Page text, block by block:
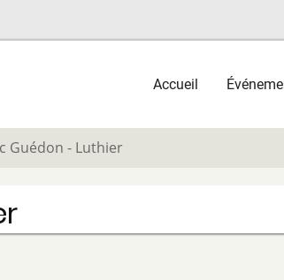
Main
Accueil
Guédon - Luthier